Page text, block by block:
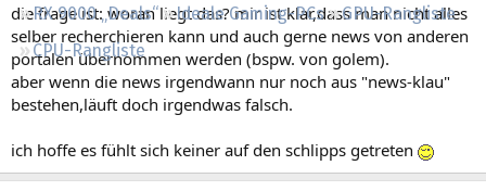
RX 9000 „Deals“
Ideale Gaming-PCs
GPU-Rangliste
CPU-Rangliste
die frage ist: woran liegt das? mir ist klar,dass man nicht alles
selber recherchieren kann und auch gerne news von anderen
portalen übernommen werden (bspw. von golem).
aber wenn die news irgendwann nur noch aus "news-klau"
bestehen,läuft doch irgendwas falsch.
ich hoffe es fühlt sich keiner auf den schlipps getreten